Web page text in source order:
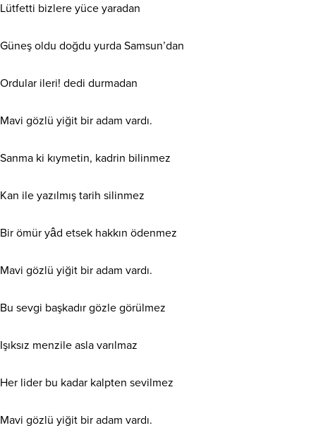
Lütfetti bizlere yüce yaradan
Güneş oldu doğdu yurda Samsun’dan
Ordular ileri! dedi durmadan
Mavi gözlü yiğit bir adam vardı.
Sanma ki kıymetin, kadrin bilinmez
Kan ile yazılmış tarih silinmez
Bir ömür yâd etsek hakkın ödenmez
Mavi gözlü yiğit bir adam vardı.
Bu sevgi başkadır gözle görülmez
Işıksız menzile asla varılmaz
Her lider bu kadar kalpten sevilmez
Mavi gözlü yiğit bir adam vardı.